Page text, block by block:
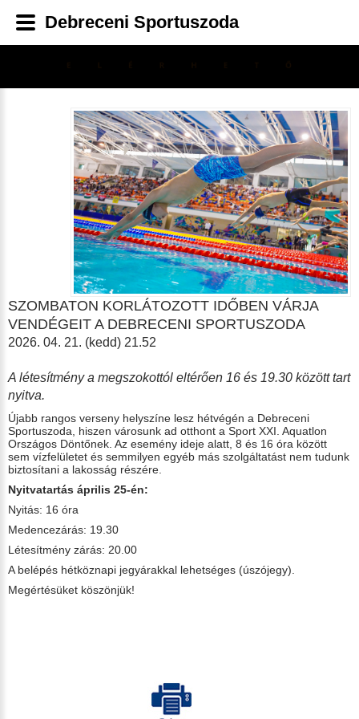
SZOMBATON KORLÁTOZOTT IDŐBEN VÁRJA
VENDÉGEIT A DEBRECENI SPORTUSZODA
2026. 04. 21. (kedd) 21.52
A létesítmény a megszokottól eltérően 16 és 19.30 között tart
nyitva.
Újabb rangos verseny helyszíne lesz hétvégén a Debreceni
Sportuszoda, hiszen városunk ad otthont a Sport XXI. Aquatlon
Országos Döntőnek. Az esemény ideje alatt, 8 és 16 óra között
sem vízfelületet és semmilyen egyéb más szolgáltatást nem tudunk
biztosítani a lakosság részére.
Nyitvatartás április 25-én:
Nyitás: 16 óra
Medencezárás: 19.30
Létesítmény zárás: 20.00
A belépés hétköznapi jegyárakkal lehetséges (úszójegy).
Megértésüket köszönjük!
Debreceni Sportuszoda